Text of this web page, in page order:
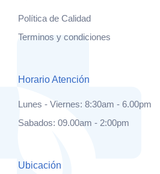
Política de Calidad
Terminos y condiciones
Horario Atención
Lunes - Viernes: 8:30am - 6.00pm
Sabados: 09.00am - 2:00pm
Ubicación